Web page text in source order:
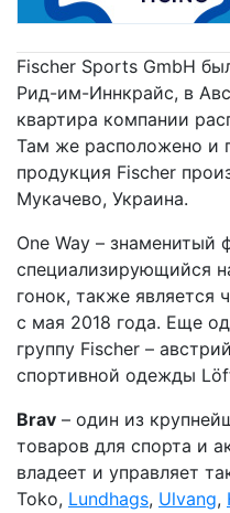
Fischer Sports GmbH
Рид-им-Иннкрайс, в
квартира компании
Там же расположено и
продукция Fischer
Мукачево, Украина.
One Way – знаменитый
специализирующийся
гонок, также является
с мая 2018 года. Еще
группу Fischer –
спортивной одежды
Brav – один из
товаров для спорта и
владеет и управляет
Toko, Lundhags, Ulvang,